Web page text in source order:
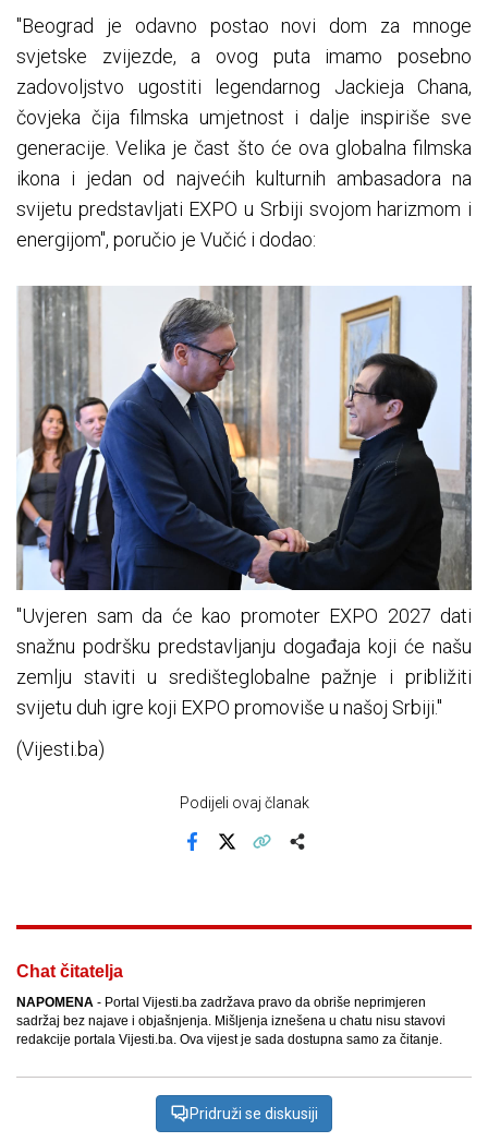
"Beograd je odavno postao novi dom za mnoge
svjetske zvijezde, a ovog puta imamo posebno
zadovoljstvo ugostiti legendarnog Jackieja Chana,
čovjeka čija filmska umjetnost i dalje inspiriše sve
generacije. Velika je čast što će ova globalna filmska
ikona i jedan od najvećih kulturnih ambasadora na
svijetu predstavljati EXPO u Srbiji svojom harizmom i
energijom", poručio je Vučić i dodao:
"Uvjeren sam da će kao promoter EXPO 2027 dati
snažnu podršku predstavljanju događaja koji će našu
zemlju staviti u središteglobalne pažnje i približiti
svijetu duh igre koji EXPO promoviše u našoj Srbiji."
(Vijesti.ba)
Podijeli ovaj članak
Chat čitatelja
NAPOMENA - Portal Vijesti.ba zadržava pravo da obriše neprimjeren
sadržaj bez najave i objašnjenja. Mišljenja iznešena u chatu nisu stavovi
redakcije portala Vijesti.ba. Ova vijest je sada dostupna samo za čitanje.
Pridruži se diskusiji